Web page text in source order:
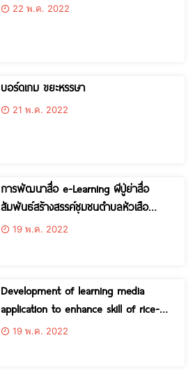
22 พ.ค. 2022
บอร์ดเกม ขยะหรรษา
21 พ.ค. 2022
การพัฒนาสื่อ e-Learning ผีปู่ย่าสื่อ
สัมพันธ์สร้างสรรค์ชุมชนตำบลหัวเสือ
อำเภอแม่ทะ จังหวัดลำปาง
19 พ.ค. 2022
Development of learning media
application to enhance skill of rice-
cracker cost reduction in
19 พ.ค. 2022